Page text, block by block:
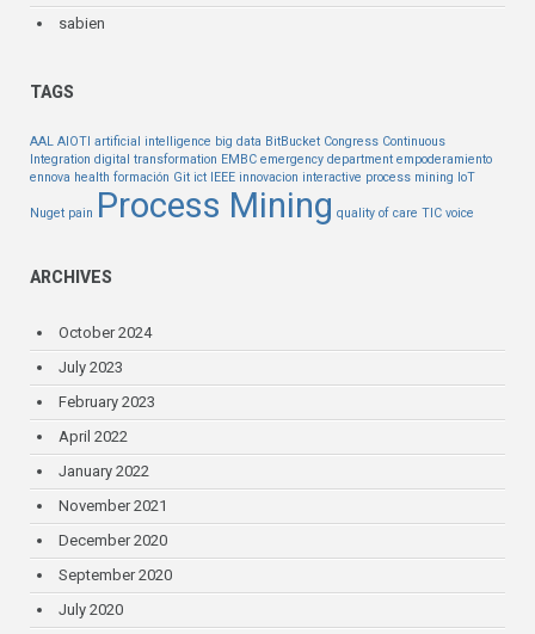
sabien
TAGS
AAL AIOTI artificial intelligence big data BitBucket Congress Continuous
Integration digital transformation EMBC emergency department empoderamiento
ennova health formación Git ict IEEE innovacion interactive process mining IoT
Nuget pain Process Mining quality of care TIC voice
ARCHIVES
October 2024
July 2023
February 2023
April 2022
January 2022
November 2021
December 2020
September 2020
July 2020